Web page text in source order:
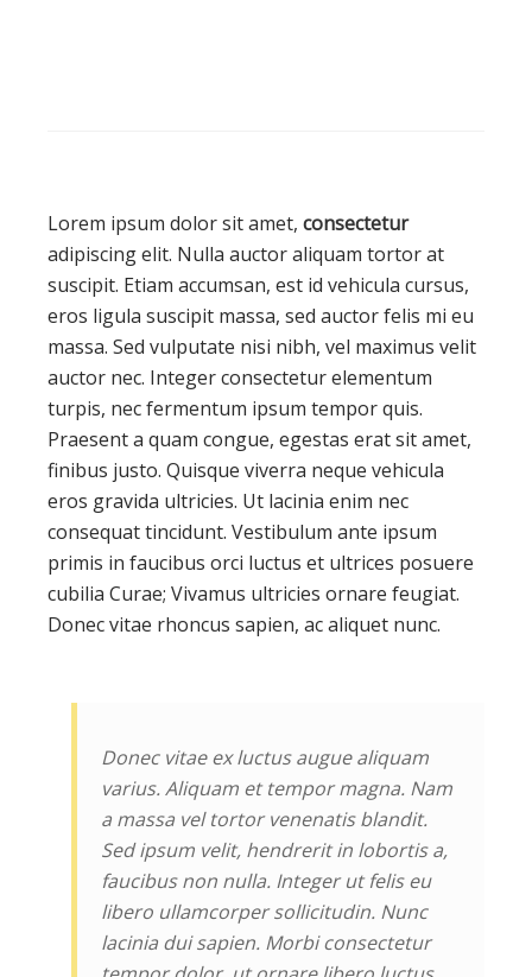
Lorem ipsum dolor sit amet, consectetur
adipiscing elit. Nulla auctor aliquam tortor at
suscipit. Etiam accumsan, est id vehicula cursus,
eros ligula suscipit massa, sed auctor felis mi eu
massa. Sed vulputate nisi nibh, vel maximus velit
auctor nec. Integer consectetur elementum
turpis, nec fermentum ipsum tempor quis.
Praesent a quam congue, egestas erat sit amet,
finibus justo. Quisque viverra neque vehicula
eros gravida ultricies. Ut lacinia enim nec
consequat tincidunt. Vestibulum ante ipsum
primis in faucibus orci luctus et ultrices posuere
cubilia Curae; Vivamus ultricies ornare feugiat.
Donec vitae rhoncus sapien, ac aliquet nunc.
Donec vitae ex luctus augue aliquam
varius. Aliquam et tempor magna. Nam
a massa vel tortor venenatis blandit.
Sed ipsum velit, hendrerit in lobortis a,
faucibus non nulla. Integer ut felis eu
libero ullamcorper sollicitudin. Nunc
lacinia dui sapien. Morbi consectetur